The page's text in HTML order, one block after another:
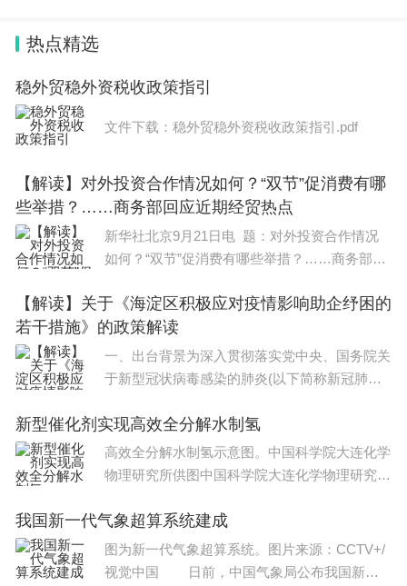
热点精选
稳外贸稳外资税收政策指引
文件下载：稳外贸稳外资税收政策指引.pdf
【解读】对外投资合作情况如何？“双节”促消费有哪
些举措？……商务部回应近期经贸热点
新华社北京9月21日电 题：对外投资合作情况
如何？“双节”促消费有哪些举措？……商务部回
年以来我国对外投资合作情况如何？中秋和国
【解读】关于《海淀区积极应对疫情影响助企纾困的
若干措施》的政策解读
一、出台背景为深入贯彻落实党中央、国务院关
于新型冠状病毒感染的肺炎(以下简称新冠肺炎)
生产经营影响，帮助企业共渡难关和稳定发展，
国务院、北
新型催化剂实现高效全分解水制氢
高效全分解水制氢示意图。中国科学院大连化学
物理研究所供图中国科学院大连化学物理研究所
制氢研究中取得新进展。他们发现金属载体强相
互作用可显著促进Ir/BiVO4光催化剂
我国新一代气象超算系统建成
图为新一代气象超算系统。图片来源：CCTV+/
视觉中国 日前，中国气象局公布我国新一